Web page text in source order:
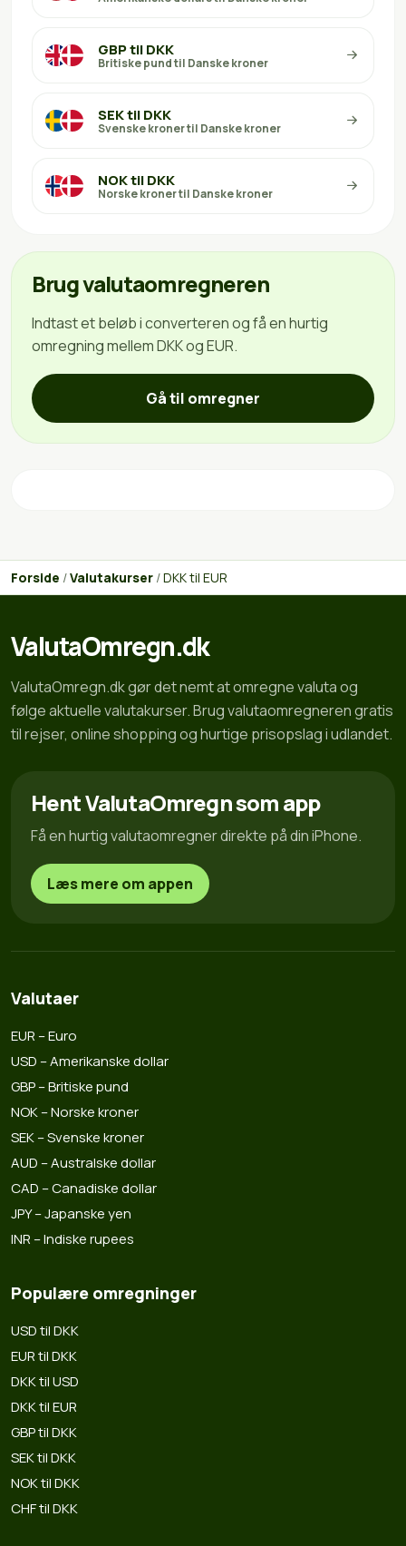
GBP til DKK
Britiske pund til Danske kroner
SEK til DKK
Svenske kroner til Danske kroner
NOK til DKK
Norske kroner til Danske kroner
Brug valutaomregneren
Indtast et beløb i converteren og få en hurtig
omregning mellem DKK og EUR.
Gå til omregner
Forside /Valutakurser /DKK til EUR
ValutaOmregn.dk
ValutaOmregn.dk gør det nemt at omregne valuta og
følge aktuelle valutakurser. Brug valutaomregneren gratis
til rejser, online shopping og hurtige prisopslag i udlandet.
Hent ValutaOmregn som app
Få en hurtig valutaomregner direkte på din iPhone.
Læs mere om appen
Valutaer
EUR – Euro
USD – Amerikanske dollar
GBP – Britiske pund
NOK – Norske kroner
SEK – Svenske kroner
AUD – Australske dollar
CAD – Canadiske dollar
JPY – Japanske yen
INR – Indiske rupees
Populære omregninger
USD til DKK
EUR til DKK
DKK til USD
DKK til EUR
GBP til DKK
SEK til DKK
NOK til DKK
CHF til DKK